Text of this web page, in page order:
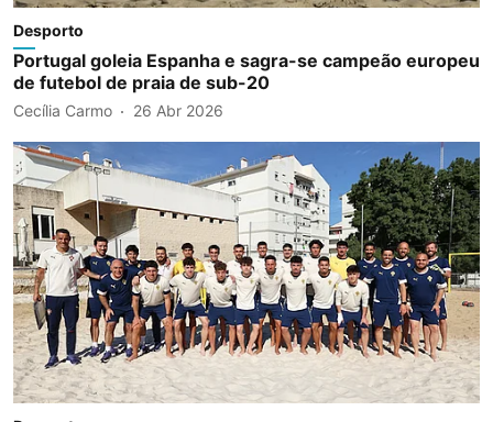
Desporto
Portugal goleia Espanha e sagra-se campeão europeu
de futebol de praia de sub-20
Cecília Carmo 26 Abr 2026